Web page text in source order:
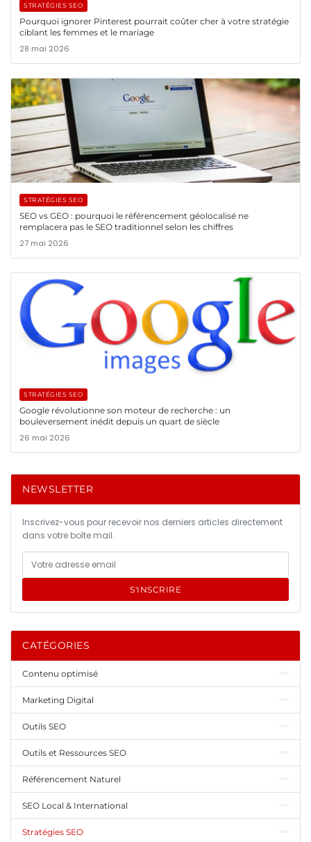
STRATÉGIES SEO
Pourquoi ignorer Pinterest pourrait coûter cher à votre stratégie
ciblant les femmes et le mariage
28 mai 2026
STRATÉGIES SEO
SEO vs GEO : pourquoi le référencement géolocalisé ne
remplacera pas le SEO traditionnel selon les chiffres
27 mai 2026
STRATÉGIES SEO
Google révolutionne son moteur de recherche : un
bouleversement inédit depuis un quart de siècle
26 mai 2026
NEWSLETTER
Inscrivez-vous pour recevoir nos derniers articles directement
dans votre boîte mail.
S'INSCRIRE
CATÉGORIES
Contenu optimisé
Marketing Digital
Outils SEO
Outils et Ressources SEO
Référencement Naturel
SEO Local & International
Stratégies SEO